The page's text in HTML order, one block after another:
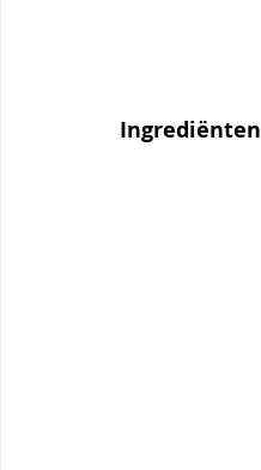
Ingrediënten